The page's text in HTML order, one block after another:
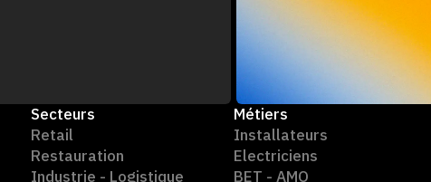
Secteurs
Retail
Restauration
Industrie - Logistique
Métiers
Installateurs
Electriciens
BET - AMO